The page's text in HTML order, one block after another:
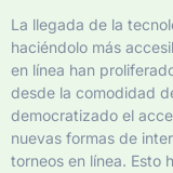
La llegada de la
haciéndolo más
en línea han
desde la comodidad
democratizado el
nuevas formas de
torneos en línea. Esto